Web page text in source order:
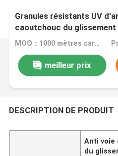
Granules résistants UV
caoutchouc du glissement
type
MOQ：1000 mètres carrés
meilleur prix
DESCRIPTION DE PRODUIT
Anti voie
du